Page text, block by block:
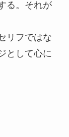
る。それが
リフではな
として心に